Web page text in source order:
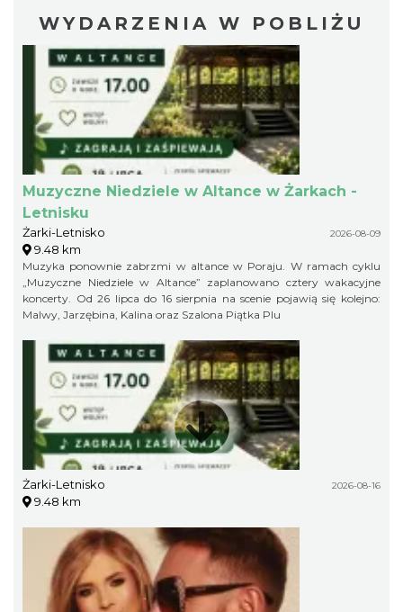
WYDARZENIA W POBLIŻU
Muzyczne Niedziele w Altance w Żarkach -
Letnisku
Żarki-Letnisko 2026-08-09
9.48 km
Muzyka ponownie zabrzmi w altance w Poraju. W ramach cyklu
„Muzyczne Niedziele w Altance” zaplanowano cztery wakacyjne
koncerty. Od 26 lipca do 16 sierpnia na scenie pojawią się kolejno:
Malwy, Jarzębina, Kalina oraz Szalona Piątka Plu
Żarki-Letnisko 2026-08-16
9.48 km